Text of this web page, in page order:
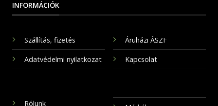
INFORMÁCIÓK
Szállítás, fizetés
Adatvédelmi nyilatkozat
Áruházi ÁSZF
Kapcsolat
Rólunk